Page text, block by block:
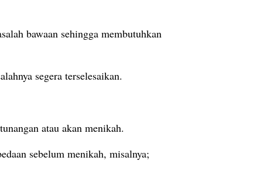
bawaan sehingga membutuhkan
segera terselesaikan.
atau akan menikah.
sebelum menikah, misalnya;